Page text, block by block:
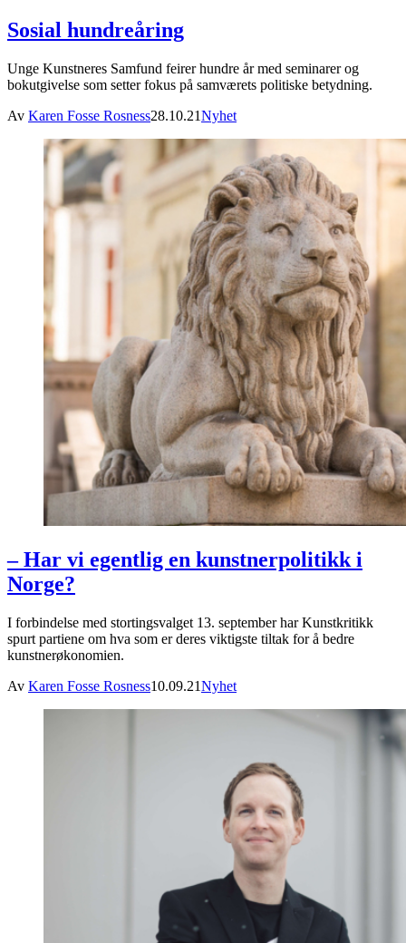
Sosial hundreåring
Unge Kunstneres Samfund feirer hundre år med seminarer og
bokutgivelse som setter fokus på samværets politiske betydning.
Av Karen Fosse Rosness28.10.21Nyhet
– Har vi egentlig en kunstnerpolitikk i
Norge?
I forbindelse med stortingsvalget 13. september har Kunstkritikk
spurt partiene om hva som er deres viktigste tiltak for å bedre
kunstnerøkonomien.
Av Karen Fosse Rosness10.09.21Nyhet